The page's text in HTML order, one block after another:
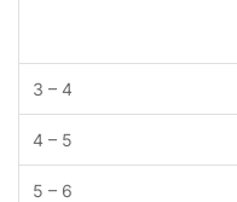
3 – 4
4 – 5
5 – 6